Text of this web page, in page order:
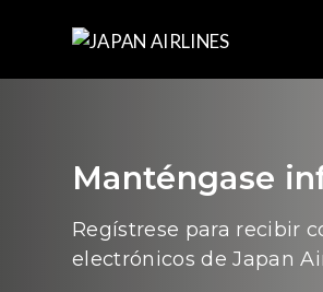
Manténgase
Regístrese para recibir
electrónicos de Japan